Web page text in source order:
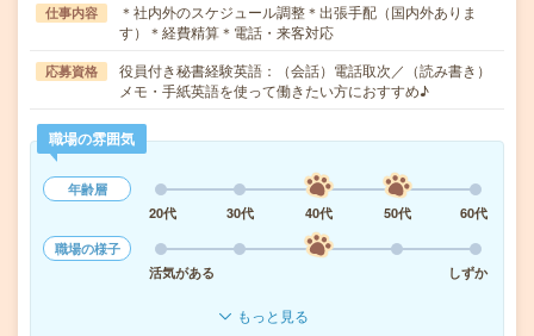
仕事内容
＊社内外のスケジュール調整＊出張手配（国内外ありま
す）＊経費精算＊電話・来客対応
応募資格
役員付き秘書経験英語：（会話）電話取次／（読み書き）
メモ・手紙英語を使って働きたい方におすすめ♪
職場の雰囲気
年齢層
20代
30代 40代 50代
60代
職場の様子
活気がある
しずか
もっと見る